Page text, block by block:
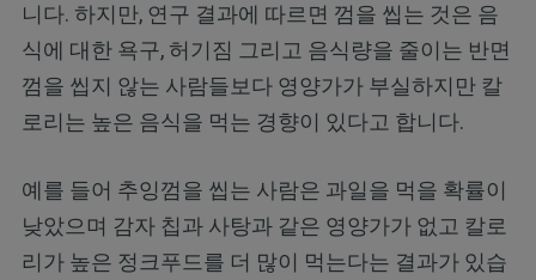
니다. 하지만, 연구 결과에 따르면 껌을 씹는 것은 음
식에 대한 욕구, 허기짐 그리고 음식량을 줄이는 반면
껌을 씹지 않는 사람들보다 영양가가 부실하지만 칼
로리는 높은 음식을 먹는 경향이 있다고 합니다.
예를 들어 추잉껌을 씹는 사람은 과일을 먹을 확률이
낮았으며 감자 칩과 사탕과 같은 영양가가 없고 칼로
리가 높은 정크푸드를 더 많이 먹는다는 결과가 있습